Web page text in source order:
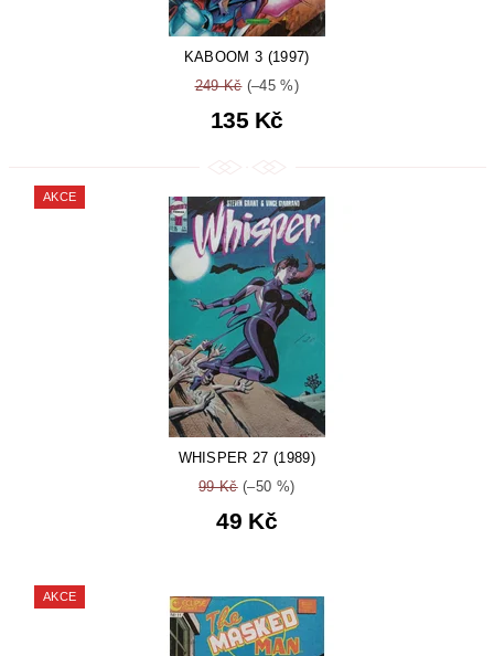
KABOOM 3 (1997)
249 Kč(–45 %)
135 Kč
AKCE
WHISPER 27 (1989)
99 Kč(–50 %)
49 Kč
AKCE